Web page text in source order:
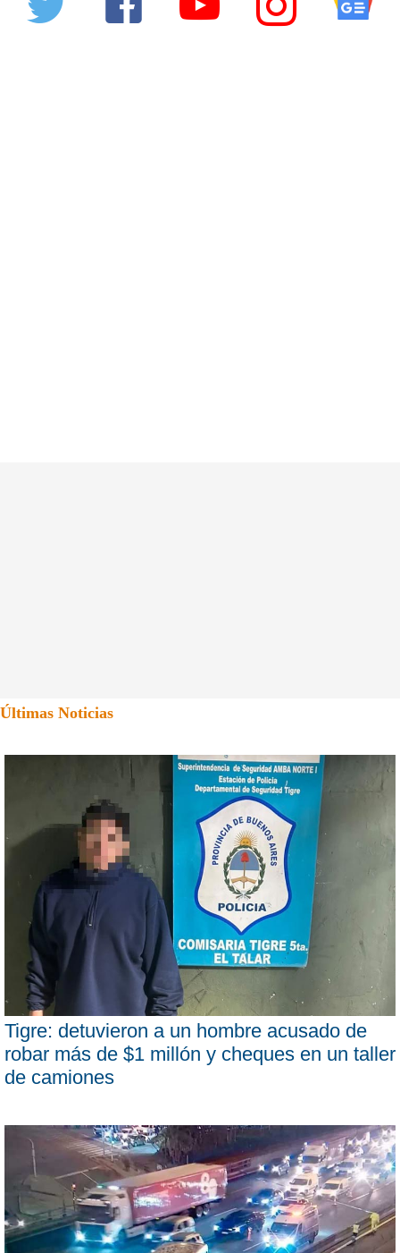
Últimas Noticias
Tigre: detuvieron a un hombre acusado de
robar más de $1 millón y cheques en un taller
de camiones